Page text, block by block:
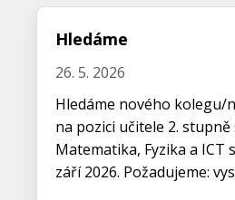
Hledáme
26. 5. 2026
Hledáme nového kolegu/
na pozici učitele 2.
Matematika, Fyzika a ICT
září 2026. Požadujeme: